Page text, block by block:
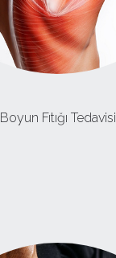
Boyun Fıtığı Tedavisi